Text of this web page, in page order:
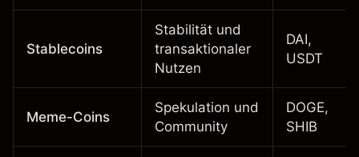
Stablecoins
Stabilität und
transaktionaler
Nutzen
DAI,
USDT
Meme-Coins
Spekulation und
Community
DOGE,
SHIB